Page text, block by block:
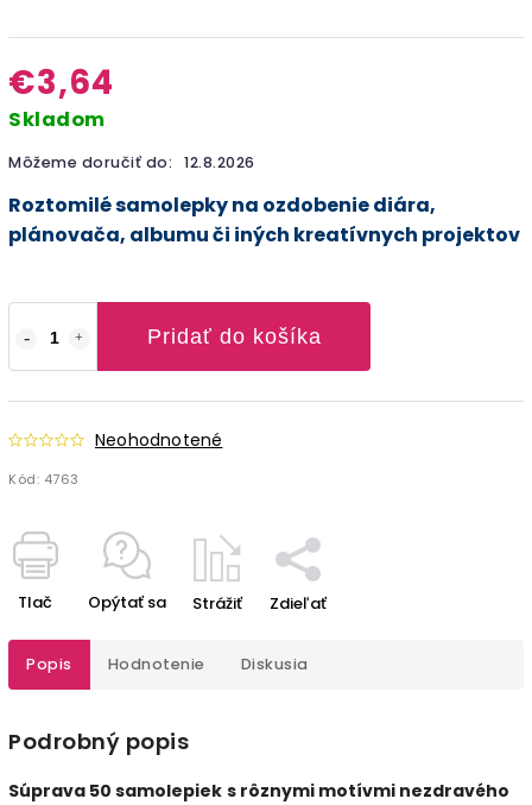
€3,64
Skladom
Môžeme doručiť do: 12.8.2026
Pridať do košíka
Neohodnotené
Kód: 4763
Roztomilé samolepky na ozdobenie diára,
plánovača, albumu či iných kreatívnych projektov
Tlač Opýtať sa Strážiť Zdieľať
Popis Hodnotenie Diskusia
Podrobný popis
Súprava 50 samolepiek s rôznymi motívmi nezdravého